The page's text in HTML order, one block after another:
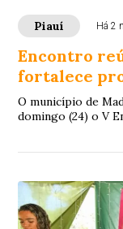
Piauí Há 2
Encontro
fortalece
O município de
domingo (24) o V